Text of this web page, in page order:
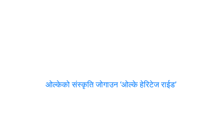
ओल्केको संस्कृति जोगाउन ‘ओल्के हेरिटेज राईड’